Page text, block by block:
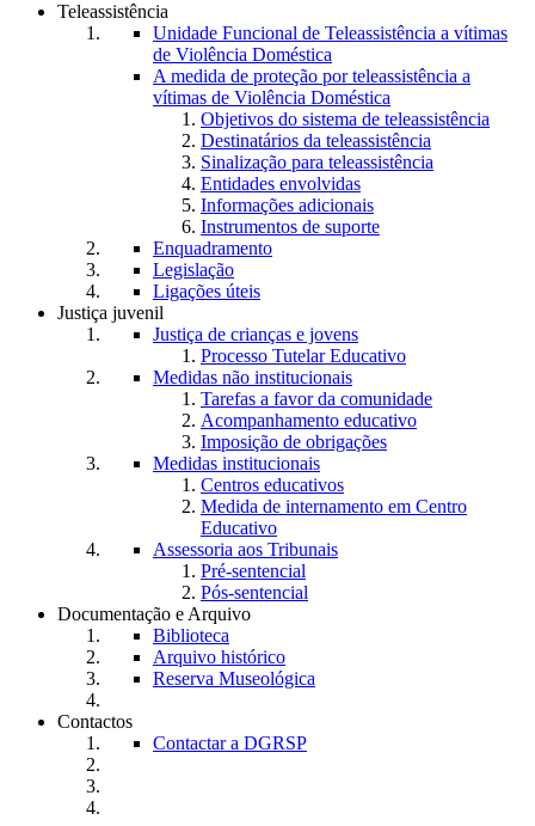
Teleassistência
Unidade Funcional de Teleassistência a vítimas
de Violência Doméstica
A medida de proteção por teleassistência a
vítimas de Violência Doméstica
Objetivos do sistema de teleassistência
Destinatários da teleassistência
Sinalização para teleassistência
Entidades envolvidas
Informações adicionais
Instrumentos de suporte
Enquadramento
Legislação
Ligações úteis
Justiça juvenil
Justiça de crianças e jovens
Processo Tutelar Educativo
Medidas não institucionais
Tarefas a favor da comunidade
Acompanhamento educativo
Imposição de obrigações
Medidas institucionais
Centros educativos
Medida de internamento em Centro
Educativo
Assessoria aos Tribunais
Pré-sentencial
Pós-sentencial
Documentação e Arquivo
Biblioteca
Arquivo histórico
Reserva Museológica
Contactos
Contactar a DGRSP